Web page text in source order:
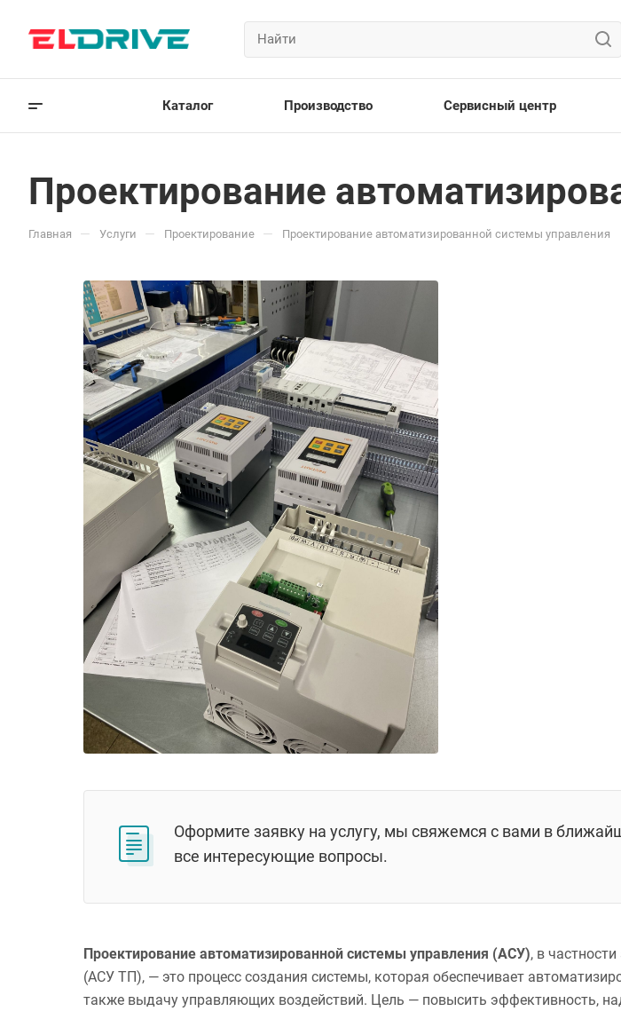
Каталог Производство Сервисный центр
Проектирование
Главная — Услуги — Проектирование — Проектирование автоматизированной системы управления
Оформите заявку на услугу, мы свяжемся с вами в
все интересующие вопросы.
Проектирование автоматизированной системы управления (АСУ), в
(АСУ ТП), — это процесс создания системы, которая обеспечивает
также выдачу управляющих воздействий. Цель — повысить эффективность,